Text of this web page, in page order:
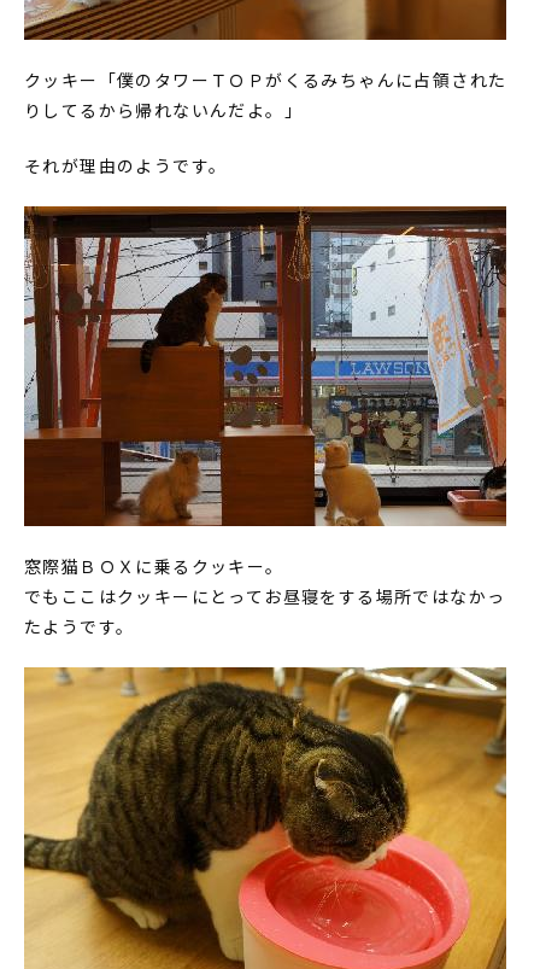
クッキー「僕のタワーＴＯＰがくるみちゃんに占領された
りしてるから帰れないんだよ。」
それが理由のようです。
窓際猫ＢＯＸに乗るクッキー。
でもここはクッキーにとってお昼寝をする場所ではなかっ
たようです。